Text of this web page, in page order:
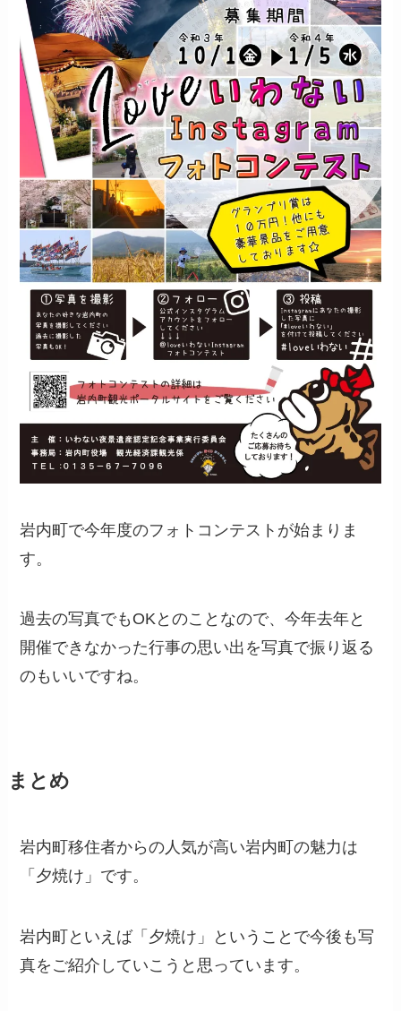
岩内町で今年度のフォトコンテストが始まりま
す。
過去の写真でもOKとのことなので、今年去年と
開催できなかった行事の思い出を写真で振り返る
のもいいですね。
まとめ
岩内町移住者からの人気が高い岩内町の魅力は
「夕焼け」です。
岩内町といえば「夕焼け」ということで今後も写
真をご紹介していこうと思っています。